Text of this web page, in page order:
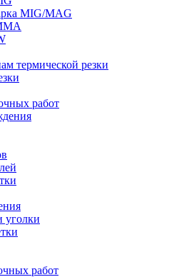
MIG/MAG
термической резки
работ
уголки
работ